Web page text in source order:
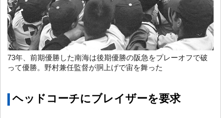
73年、前期優勝した南海は後期優勝の阪急をプレーオフで破
って優勝。野村兼任監督が胴上げで宙を舞った
ヘッドコーチにブレイザーを要求